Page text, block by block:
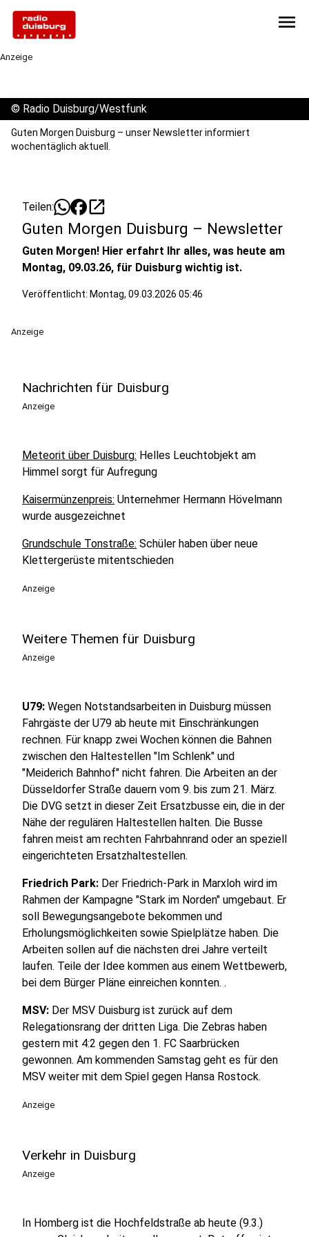
menu
Anzeige
© Radio Duisburg/Westfunk
Guten Morgen Duisburg – unser Newsletter informiert
wochentäglich aktuell.
Teilen: open_in_new
Guten Morgen Duisburg – Newsletter
Guten Morgen! Hier erfahrt Ihr alles, was heute am
Montag, 09.03.26, für Duisburg wichtig ist.
Veröffentlicht: Montag, 09.03.2026 05:46
Anzeige
Nachrichten für Duisburg
Anzeige
Meteorit über Duisburg: Helles Leuchtobjekt am
Himmel sorgt für Aufregung
Kaisermünzenpreis: Unternehmer Hermann Hövelmann
wurde ausgezeichnet
Grundschule Tonstraße: Schüler haben über neue
Klettergerüste mitentschieden
Anzeige
Weitere Themen für Duisburg
Anzeige
U79: Wegen Notstandsarbeiten in Duisburg müssen
Fahrgäste der U79 ab heute mit Einschränkungen
rechnen. Für knapp zwei Wochen können die Bahnen
zwischen den Haltestellen "Im Schlenk" und
"Meiderich Bahnhof" nicht fahren. Die Arbeiten an der
Düsseldorfer Straße dauern vom 9. bis zum 21. März.
Die DVG setzt in dieser Zeit Ersatzbusse ein, die in der
Nähe der regulären Haltestellen halten. Die Busse
fahren meist am rechten Fahrbahnrand oder an speziell
eingerichteten Ersatzhaltestellen.
Friedrich Park: Der Friedrich-Park in Marxloh wird im
Rahmen der Kampagne "Stark im Norden" umgebaut. Er
soll Bewegungsangebote bekommen und
Erholungsmöglichkeiten sowie Spielplätze haben. Die
Arbeiten sollen auf die nächsten drei Jahre verteilt
laufen. Teile der Idee kommen aus einem Wettbewerb,
bei dem Bürger Pläne einreichen konnten. .
MSV: Der MSV Duisburg ist zurück auf dem
Relegationsrang der dritten Liga. Die Zebras haben
gestern mit 4:2 gegen den 1. FC Saarbrücken
gewonnen. Am kommenden Samstag geht es für den
MSV weiter mit dem Spiel gegen Hansa Rostock.
Anzeige
Verkehr in Duisburg
Anzeige
In Homberg ist die Hochfeldstraße ab heute (9.3.)